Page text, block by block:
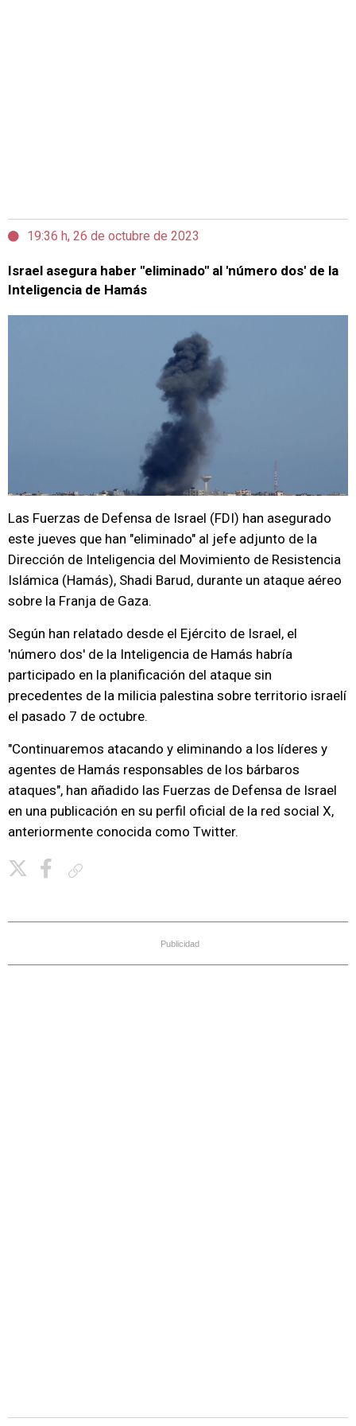
19:36 h, 26 de octubre de 2023
Israel asegura haber "eliminado" al 'número dos' de la
Inteligencia de Hamás
Las Fuerzas de Defensa de Israel (FDI) han asegurado
este jueves que han "eliminado" al jefe adjunto de la
Dirección de Inteligencia del Movimiento de Resistencia
Islámica (Hamás), Shadi Barud, durante un ataque aéreo
sobre la Franja de Gaza.
Según han relatado desde el Ejército de Israel, el
'número dos' de la Inteligencia de Hamás habría
participado en la planificación del ataque sin
precedentes de la milicia palestina sobre territorio israelí
el pasado 7 de octubre.
"Continuaremos atacando y eliminando a los líderes y
agentes de Hamás responsables de los bárbaros
ataques", han añadido las Fuerzas de Defensa de Israel
en una publicación en su perfil oficial de la red social X,
anteriormente conocida como Twitter.
Publicidad